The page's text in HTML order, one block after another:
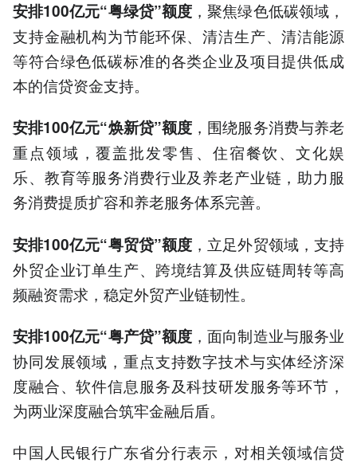
安排100亿元“粤绿贷”额度 ，聚焦绿色低碳领域，
支持金融机构为节能环保、清洁生产、清洁能源
等符合绿色低碳标准的各类企业及项目提供低成
本的信贷资金支持。
安排100亿元“焕新贷”额度 ，围绕服务消费与养老
重点领域，覆盖批发零售、住宿餐饮、文化娱
乐、教育等服务消费行业及养老产业链，助力服
务消费提质扩容和养老服务体系完善。
安排100亿元“粤贸贷”额度 ，立足外贸领域，支持
外贸企业订单生产、跨境结算及供应链周转等高
频融资需求，稳定外贸产业链韧性。
安排100亿元“粤产贷”额度 ，面向制造业与服务业
协同发展领域，重点支持数字技术与实体经济深
度融合、软件信息服务及科技研发服务等环节，
为两业深度融合筑牢金融后盾。
中国人民银行广东省分行表示，对相关领域信贷